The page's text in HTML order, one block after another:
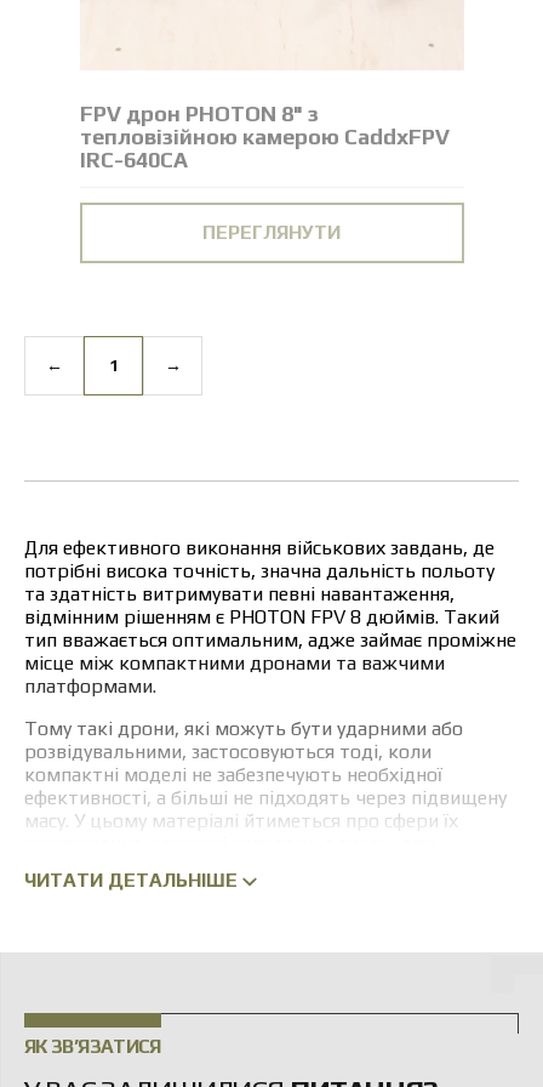
FPV дрон PHOTON 8" з
тепловізійною камерою CaddxFPV
IRC-640CA
ПЕРЕГЛЯНУТИ
← 1 →
Для ефективного виконання військових завдань, де
потрібні висока точність, значна дальність польоту
та здатність витримувати певні навантаження,
відмінним рішенням є PHOTON FPV 8 дюймів. Такий
тип вважається оптимальним, адже займає проміжне
місце між компактними дронами та важчими
платформами.
Тому такі дрони, які можуть бути ударними або
розвідувальними, застосовуються тоді, коли
компактні моделі не забезпечують необхідної
ефективності, а більші не підходять через підвищену
масу. У цьому матеріалі йтиметься про сфери їх
виробника.
Сфера застосування FPV-дронів з рамою 8 дюймів є
досить широкою у спеціалізованих напрямках, де
особливо важливі точність і надійність. Основні
варіанти застосування:
ЧИТАТИ ДЕТАЛЬНІШЕ
ЯК ЗВ’ЯЗАТИСЯ